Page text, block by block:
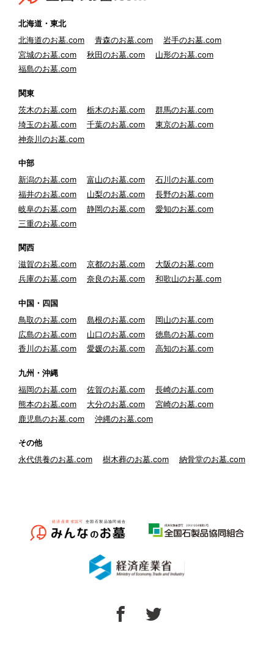
北海道・東北
北海道のお墓.com
青森のお墓.com
岩手のお墓.com
宮城のお墓.com
秋田のお墓.com
山形のお墓.com
福島のお墓.com
関東
茨木のお墓.com
栃木のお墓.com
群馬のお墓.com
埼玉のお墓.com
千葉のお墓.com
東京のお墓.com
神奈川のお墓.com
中部
新潟のお墓.com
富山のお墓.com
石川のお墓.com
福井のお墓.com
山梨のお墓.com
長野のお墓.com
岐阜のお墓.com
静岡のお墓.com
愛知のお墓.com
三重のお墓.com
関西
滋賀のお墓.com
京都のお墓.com
大阪のお墓.com
兵庫のお墓.com
奈良のお墓.com 和歌山のお墓.com
中国・四国
鳥取のお墓.com
島根のお墓.com
岡山のお墓.com
広島のお墓.com
山口のお墓.com
徳島のお墓.com
香川のお墓.com
愛媛のお墓.com 高知のお墓.com
九州・沖縄
福岡のお墓.com
佐賀のお墓.com
長崎のお墓.com
熊本のお墓.com
大分のお墓.com
宮崎のお墓.com
鹿児島のお墓.com
沖縄のお墓.com
その他
永代供養のお墓.com
樹木葬のお墓.com 納骨堂のお墓.com